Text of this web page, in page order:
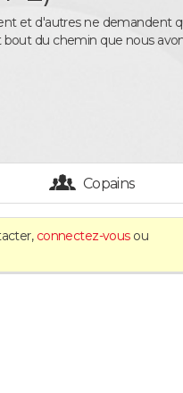
et d'autres ne demandent
du chemin que nous
Copains
connectez-vousou